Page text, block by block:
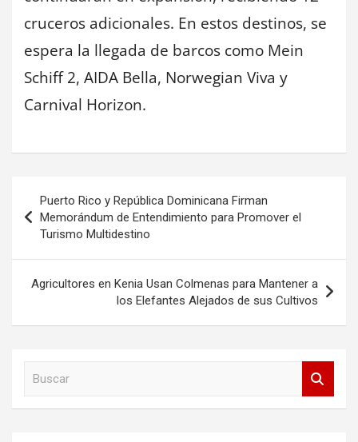
cruceros adicionales. En estos destinos, se
espera la llegada de barcos como Mein
Schiff 2, AIDA Bella, Norwegian Viva y
Carnival Horizon.
Navegación
de
entradas
Puerto Rico y República Dominicana Firman
Memorándum de Entendimiento para Promover el
Turismo Multidestino
Agricultores en Kenia Usan Colmenas para Mantener a
los Elefantes Alejados de sus Cultivos